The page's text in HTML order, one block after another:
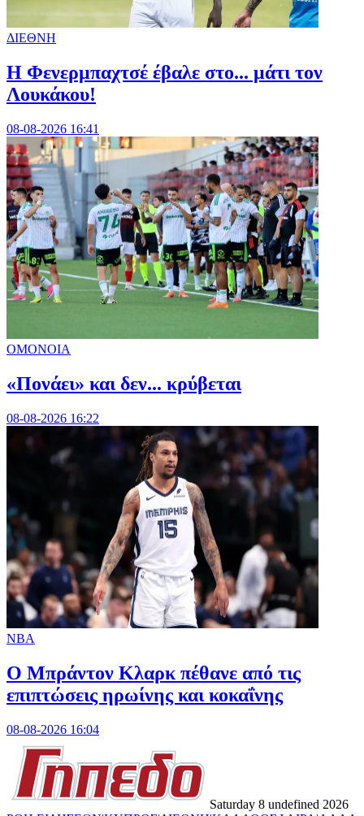
ΔΙΕΘΝΗ
Η Φενερμπαχτσέ έβαλε στο... μάτι τον
Λουκάκου!
08-08-2026 16:41
ΟΜΟΝΟΙΑ
«Πονάει» και δεν... κρύβεται
08-08-2026 16:22
NBA
Ο Μπράντον Κλαρκ πέθανε από τις
επιπτώσεις ηρωίνης και κοκαΐνης
08-08-2026 16:04
Saturday 8 undefined 2026